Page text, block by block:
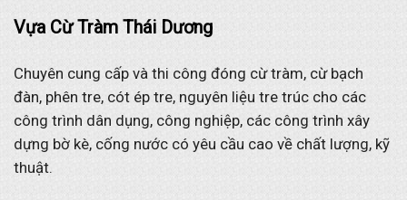
Vựa Cừ Tràm Thái Dương
Chuyên cung cấp và thi công đóng cừ tràm, cừ bạch
đàn, phên tre, cót ép tre, nguyên liệu tre trúc cho các
công trình dân dụng, công nghiệp, các công trình xây
dựng bờ kè, cống nước có yêu cầu cao về chất lượng, kỹ
thuật.